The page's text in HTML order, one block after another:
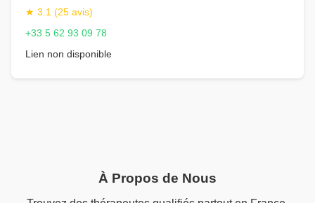
★ 3.1 (25 avis)
+33 5 62 93 09 78
Lien non disponible
À Propos de Nous